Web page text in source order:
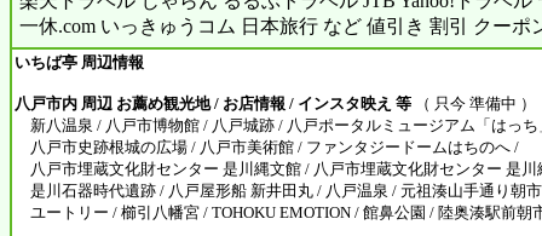
一休.com いっきゅうコム 日本旅行 など 値引き 割引 クーポ
いちば亭 周辺情報
八戸市内 周辺 お薦め観光地 / お店情報 / インスタ映え 等 （ 只今 準備中 ）
新八温泉 / 八戸市博物館 / 八戸城跡 / 八戸ポータルミュージアム「はっ
八戸市史跡根城の広場 / 八戸市美術館 / ファンタジードームはちのへ /
八戸市埋蔵文化財センター 是川縄文館 / 八戸市埋蔵文化財センター 是川
是川石器時代遺跡 / 八戸屋形船 新井田丸 / 八戸温泉 / 元祖湊山手通り朝
ユートリー / 櫛引八幡宮 / TOHOKU EMOTION / 館鼻公園 / 陸奥湊駅前朝